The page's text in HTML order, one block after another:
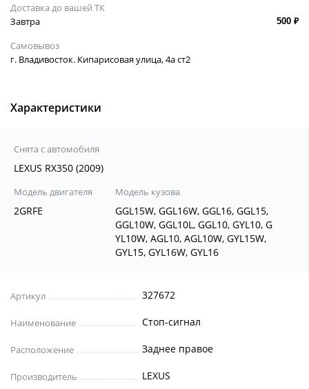
Доставка до вашей ТК
Завтра
500 ₽
Самовывоз
г. Владивосток. Кипарисовая улица, 4а ст2
Характеристики
Снята с автомобиля
LEXUS RX350 (2009)
Модель двигателя
2GRFE
Модель кузова
GGL15W, GGL16W, GGL16, GGL15,
GGL10W, GGL10L, GGL10, GYL10, G
YL10W, AGL10, AGL10W, GYL15W,
GYL15, GYL16W, GYL16
Артикул 327672
Наименование Стоп-сигнал
Расположение Заднее правое
Производитель LEXUS